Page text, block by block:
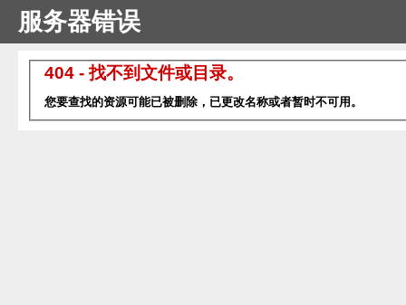
服务器错误
404 - 找不到文件或目录。
您要查找的资源可能已被删除，已更改名称或者暂时不可用。